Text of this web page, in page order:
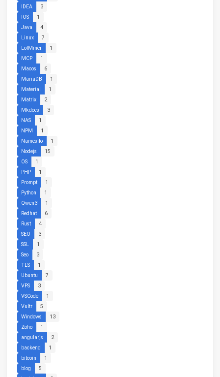
IDEA
3
IOS
1
Java
4
Linux
7
LolMiner
1
MCP
1
Macos
6
MariaDB
1
Material
1
Matrix
2
Mkdocs
3
NAS
1
NPM
1
Namesilo
1
Nodejs
15
OS
1
PHP
1
Prompt
1
Python
1
Qwen3
1
Redhat
6
Rust
4
SEO
3
SSL
1
Seo
3
TLS
1
Ubuntu
7
VPS
3
VSCode
1
Vultr
5
Windows
13
Zoho
1
angularjs
2
backend
1
bitcoin
1
blog
5